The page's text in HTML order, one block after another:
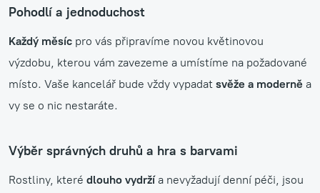
Pohodlí a jednoduchost
Každý měsíc pro vás připravíme novou květinovou
výzdobu, kterou vám zavezeme a umístíme na požadované
místo. Vaše kancelář bude vždy vypadat svěže a moderně a
vy se o nic nestaráte.
Výběr správných druhů a hra s barvami
Rostliny, které dlouho vydržía nevyžadují denní péči, jsou